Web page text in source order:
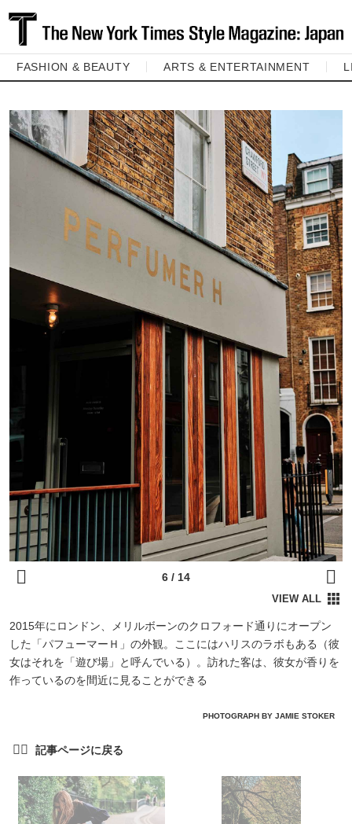
FASHION & BEAUTY ARTS & ENTERTAINMENT
2015年にロンドン、メリルボーンのクロフォード通りにオープン
した「パフューマーＨ」の外観。ここにはハリスのラボもある（彼
女はそれを「遊び場」と呼んでいる）。訪れた客は、彼女が香りを
作っているのを間近に見ることができる
PHOTOGRAPH BY JAMIE STOKER